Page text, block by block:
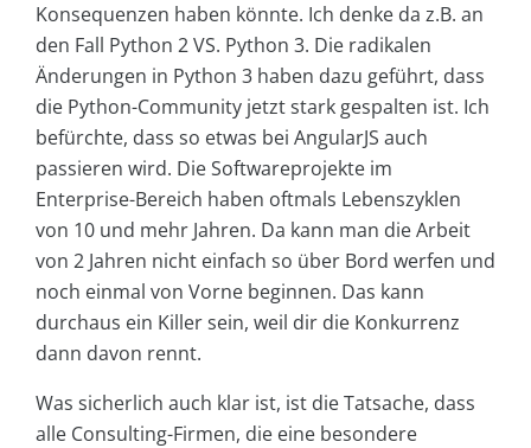
Konsequenzen haben könnte. Ich denke da z.B. an
den Fall Python 2 VS. Python 3. Die radikalen
Änderungen in Python 3 haben dazu geführt, dass
die Python-Community jetzt stark gespalten ist. Ich
befürchte, dass so etwas bei AngularJS auch
passieren wird. Die Softwareprojekte im
Enterprise-Bereich haben oftmals Lebenszyklen
von 10 und mehr Jahren. Da kann man die Arbeit
von 2 Jahren nicht einfach so über Bord werfen und
noch einmal von Vorne beginnen. Das kann
durchaus ein Killer sein, weil dir die Konkurrenz
dann davon rennt.
Was sicherlich auch klar ist, ist die Tatsache, dass
alle Consulting-Firmen, die eine besondere